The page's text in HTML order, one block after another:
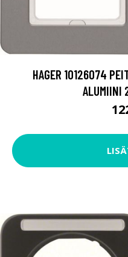
HAGER 10126074
ALUMIINI